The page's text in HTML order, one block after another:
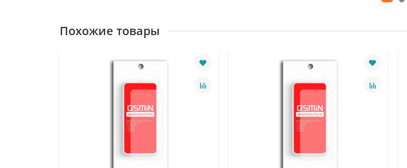
Похожие товары